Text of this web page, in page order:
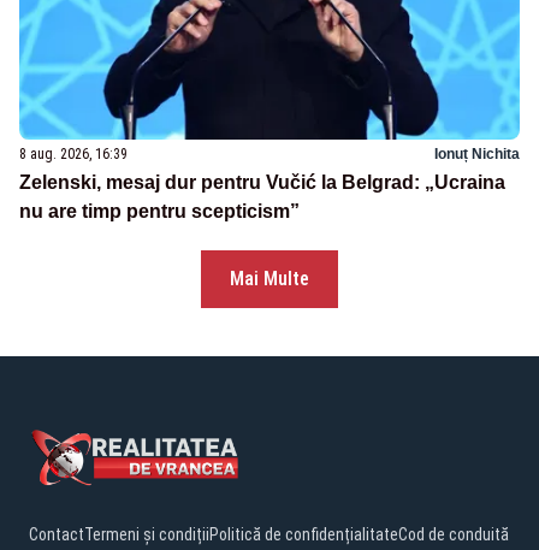
8 aug. 2026, 16:39 Ionuț Nichita
Zelenski, mesaj dur pentru Vučić la Belgrad: „Ucraina
nu are timp pentru scepticism”
Mai Multe
ContactTermeni și condițiiPolitică de confidențialitateCod de conduită